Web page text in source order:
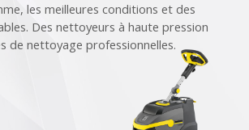
les meilleures conditions et des
Des nettoyeurs à haute pression
de nettoyage professionnelles.